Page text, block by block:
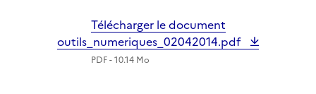
Télécharger le document
outils_numeriques_02042014.pdf
PDF - 10.14 Mo